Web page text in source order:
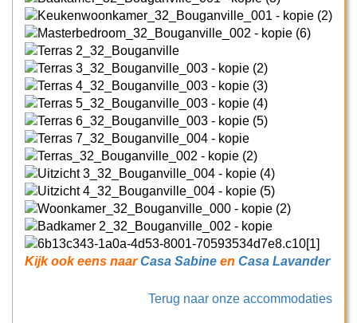
Kijk ook eens naarCasa Sabine en Casa Lavander
Terug naar onze accommodaties